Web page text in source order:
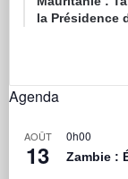
la Présidence
Agenda
AOÛT
13
0h00
Zambie :